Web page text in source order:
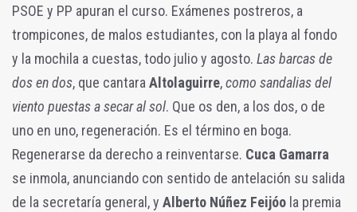
PSOE y PP apuran el curso. Exámenes postreros, a
trompicones, de malos estudiantes, con la playa al fondo
y la mochila a cuestas, todo julio y agosto. Las barcas de
dos en dos, que cantara Altolaguirre,como sandalias del
viento puestas a secar al sol. Que os den, a los dos, o de
uno en uno, regeneración. Es el término en boga.
Regenerarse da derecho a reinventarse. Cuca Gamarra
se inmola, anunciando con sentido de antelación su salida
de la secretaría general, y Alberto Núñez Feijóo la premia